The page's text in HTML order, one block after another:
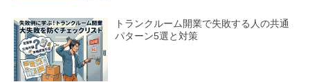
トランクルーム開業で失敗する人の共通
パターン5選と対策